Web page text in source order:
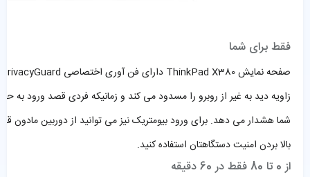
فقط برای شما
زاویه دید به غیر از روبرو را مسدود می کند و زمانیکه فردی قصد ورود به
شما هشدار می دهد. برای ورود بیومتریک نیز می توانید از دوربین مادون
بالا بردن امنیت دستگاهتان استفاده کنید.
از 0 تا 80 فقط در 60 دقیقه